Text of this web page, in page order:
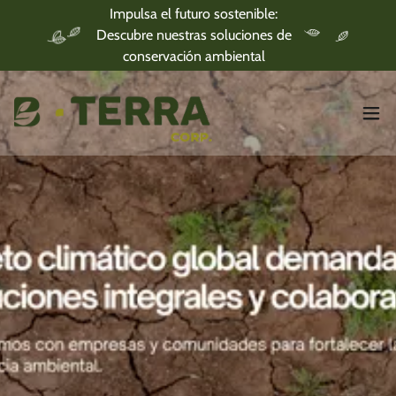
Impulsa el futuro sostenible:
Descubre nuestras soluciones de
conservación ambiental